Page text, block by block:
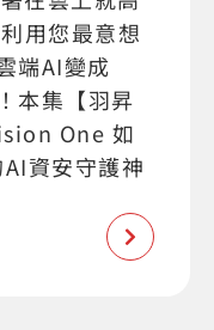
用您最意想
端AI變成
本集【羽昇
One 如
資安守護神